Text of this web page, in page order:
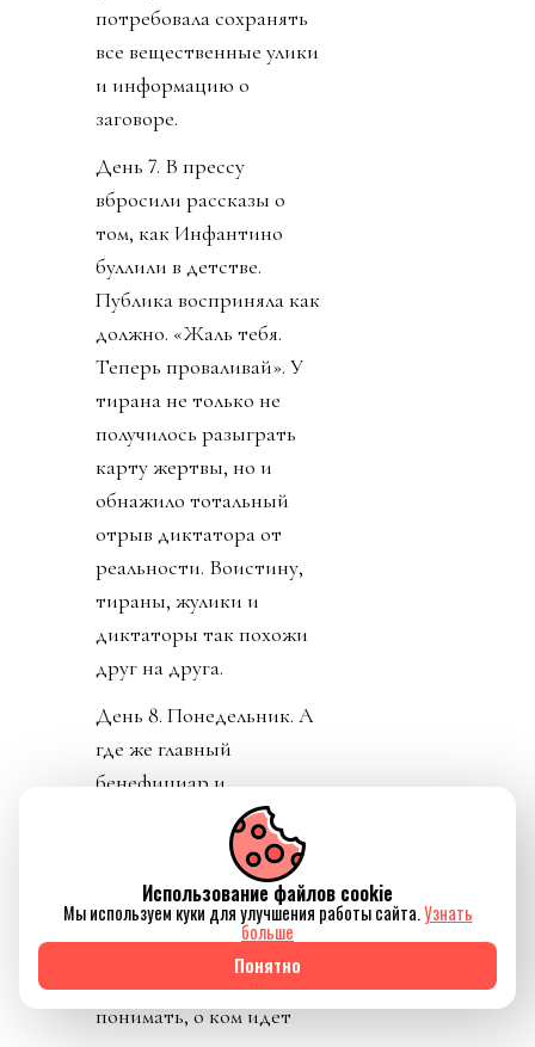
потребовала сохранять
все вещественные улики
и информацию о
заговоре.
День 7. В прессу
вбросили рассказы о
том, как Инфантино
буллили в детстве.
Публика восприняла как
должно. «Жаль тебя.
Теперь проваливай». У
тирана не только не
получилось разыграть
карту жертвы, но и
обнажило тотальный
отрыв диктатора от
реальности. Воистину,
тираны, жулики и
диктаторы так похожи
друг на друга.
День 8. Понедельник. А
где же главный
бенефициар и
«папочка» лысого из
ФИФА? А он не
отвечает на звонки. А на
пресс-конференции
заседатель в белом доме
понимать, о ком идет
Использование файлов cookie
Мы используем куки для улучшения работы сайта.Узнать
больше
Понятно